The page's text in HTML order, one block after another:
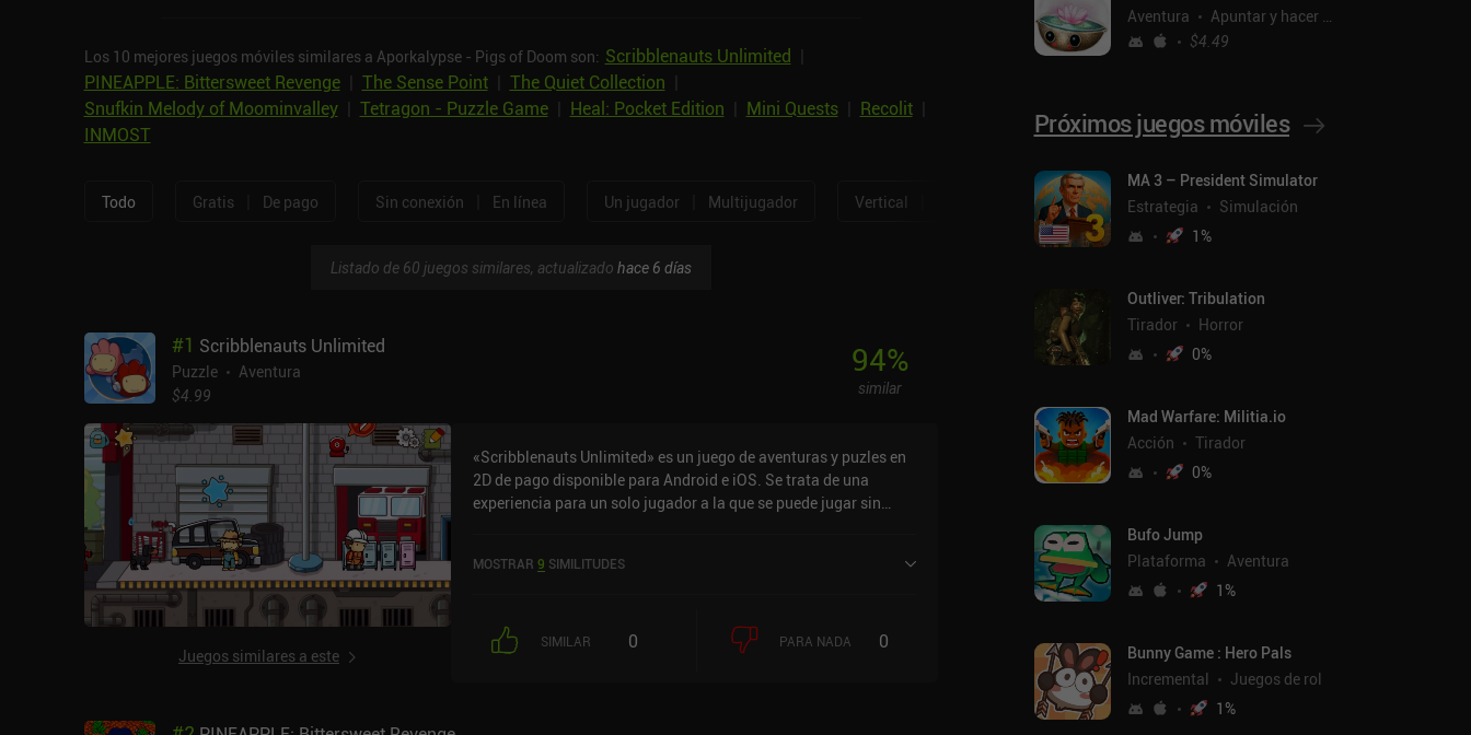
Los 10 mejores juegos móviles similares a Aporkalypse - Pigs of Doom son: Scribblenauts Unlimited
PINEAPPLE: Bittersweet Revenge| The Sense Point| The Quiet Collection
Snufkin Melody of Moominvalley| Tetragon - Puzzle Game| Heal: Pocket Edition Mini Quests| Recolit|
INMOST
Todo Gratis De pago Sin conexión En línea Un jugador Multijugador Vertical
Listado de 60 juegos similares, actualizado hace 6 días
#1 Scribblenauts Unlimited
Puzzle
Aventura
$4.99
94%
similar
Juegos similares a este
«Scribblenauts Unlimited» es un juego de aventuras y puzles en
2D de pago disponible para Android e iOS. Se trata de una
experiencia para un solo jugador a la que se puede jugar sin
Unlimited se lanzó en diciembre de 2015 y tiene actualmente una
MOSTRAR 9 SIMILITUDES
SIMILAR 0 PARA NADA 0
Aventura
Apuntar y hacer clic
$4.49
Próximos juegos móviles
MA 3 – President Simulator
Estrategia
Simulación
1%
Outliver: Tribulation
Tirador
Horror
0%
Mad Warfare: Militia.io
Acción
Tirador
0%
Bufo Jump
Plataforma
Aventura
1%
Bunny Game : Hero Pals
Incremental
Juegos de rol
1%